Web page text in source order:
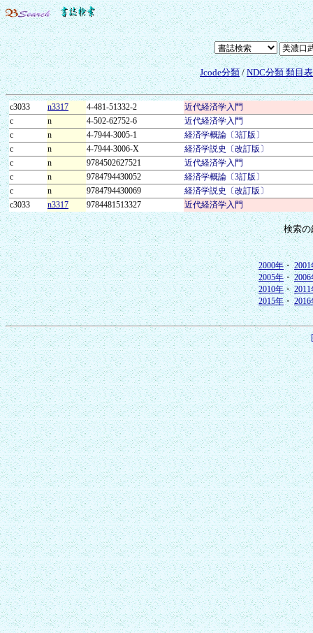
Jcode分類/NDC分類 類目
c3033 n3317 4-481-51332-2
近代経済学入門
c
n 4-502-62752-6
近代経済学入門
c
n 4-7944-3005-1
経済学概論〔3訂版〕
c
n 4-7944-3006-X
経済学説史〔改訂版〕
c
n 9784502627521
近代経済学入門
c
n 9784794430052
経済学概論〔3訂版〕
c
n 9784794430069
経済学説史〔改訂版〕
c3033
n3317 9784481513327 近代経済学入門
検索
2000年・2001
2005年・2006
2010年・2011
2015年・2016